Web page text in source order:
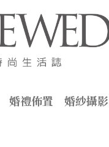
婚禮佈置 婚紗攝影